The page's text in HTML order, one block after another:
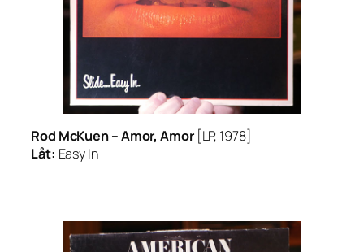
Rod McKuen –Amor, Amor[LP, 1978]
Låt: Easy In